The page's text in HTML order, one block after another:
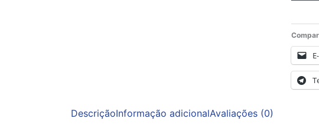
DescriçãoInformação adicionalAvaliações (0)